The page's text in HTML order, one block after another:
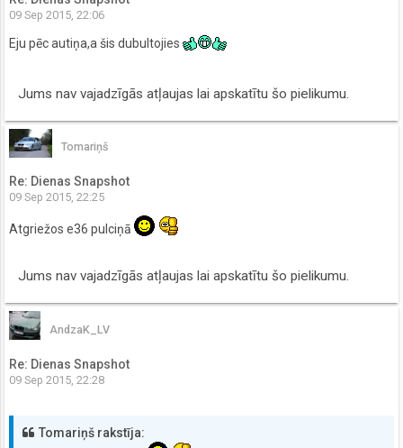
09 Sep 2015, 22:06
Eju pēc autiņa,a šis dubultojies
Jums nav vajadzīgās atļaujas lai apskatītu šo pielikumu.
Tomariņš
Re: Dienas Snapshot
09 Sep 2015, 22:25
Atgriežos e36 pulciņā
Jums nav vajadzīgās atļaujas lai apskatītu šo pielikumu.
AndzaK_LV
Re: Dienas Snapshot
09 Sep 2015, 22:28
Tomariņš rakstīja: